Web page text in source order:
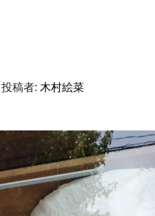
投稿者: 木村絵菜